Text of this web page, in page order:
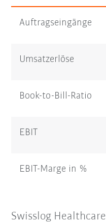
Auftragseingänge
Umsatzerlöse
Book-to-Bill-Ratio
EBIT
EBIT-Marge in %
Swisslog Healthcare